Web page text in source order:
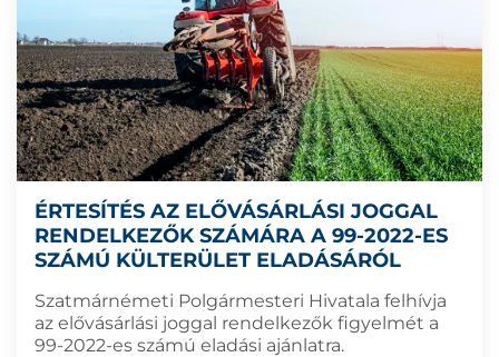
ÉRTESÍTÉS AZ ELŐVÁSÁRLÁSI JOGGAL
RENDELKEZŐK SZÁMÁRA A 99-2022-ES
SZÁMÚ KÜLTERÜLET ELADÁSÁRÓL
Szatmárnémeti Polgármesteri Hivatala felhívja
az elővásárlási joggal rendelkezők figyelmét a
99-2022-es számú eladási ajánlatra.